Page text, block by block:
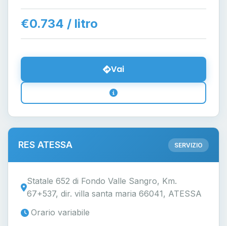
€0.734 / litro
Vai
RES ATESSA SERVIZIO
Statale 652 di Fondo Valle Sangro, Km.
67+537, dir. villa santa maria 66041, ATESSA
Orario variabile